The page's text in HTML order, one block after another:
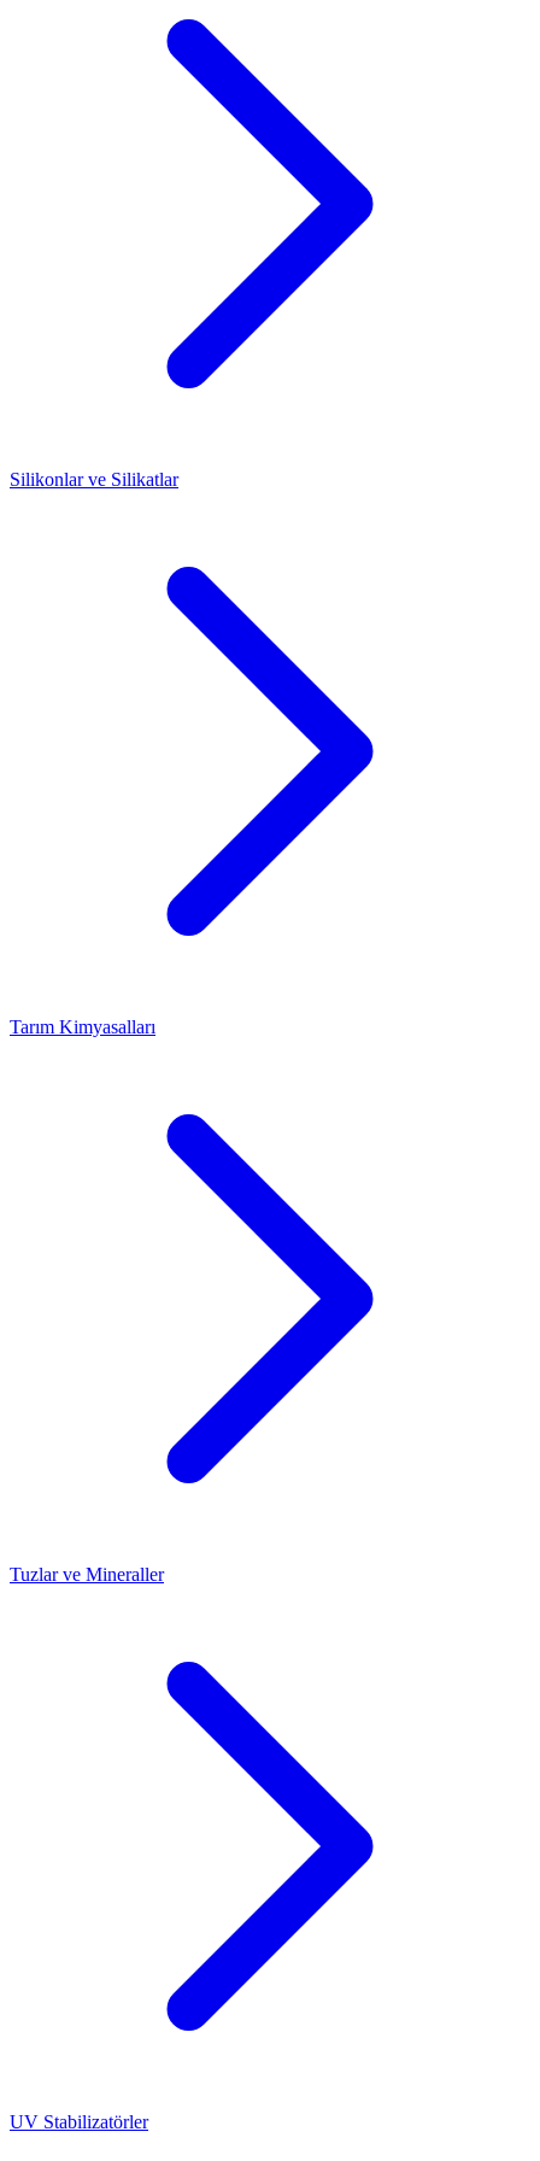
Silikonlar ve Silikatlar
Tarım Kimyasalları
Tuzlar ve Mineraller
UV Stabilizatörler